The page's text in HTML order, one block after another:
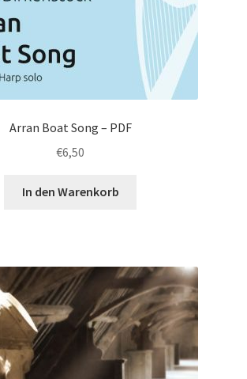
Arran Boat Song – PDF
€6,50
In den Warenkorb